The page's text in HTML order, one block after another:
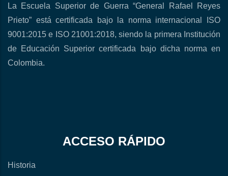
La Escuela Superior de Guerra “General Rafael Reyes
Prieto” está certificada bajo la norma internacional ISO
9001:2015 e ISO 21001:2018, siendo la primera Institución
de Educación Superior certificada bajo dicha norma en
Colombia.
ACCESO RÁPIDO
Historia